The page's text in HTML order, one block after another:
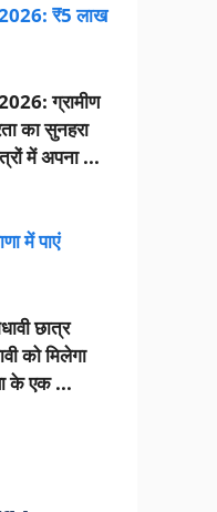
2026: ₹5 लाख
2026: ग्रामीण
का सुनहरा
में अपना ...
में पाएं
छात्र
को मिलेगा
के एक ...